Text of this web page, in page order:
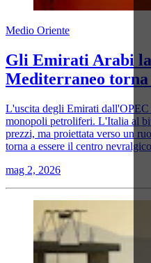
Medio Oriente
Gli Emirati Arabi
Mediterraneo torna
L'uscita degli Emirati
monopoli petroliferi. L'Italia al
prezzi, ma proiettata verso un
torna a essere il centro
mag 2, 2026